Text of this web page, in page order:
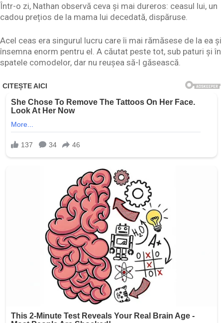
Într-o zi, Nathan observă ceva și mai dureros: ceasul lui, un
cadou prețios de la mama lui decedată, dispăruse.
Acel ceas era singurul lucru care îi mai rămăsese de la ea și
însemna enorm pentru el. A căutat peste tot, sub paturi și în
spatele comodelor, dar nu reușea să-l găsească.